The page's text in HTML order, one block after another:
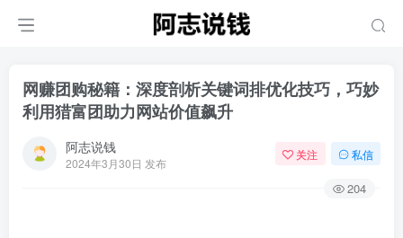
网赚团购秘籍：深度剖析关键词排优化技巧，巧妙
利用猎富团助力网站价值飙升
阿志说钱
2024年3月30日 发布
关注 私信
204